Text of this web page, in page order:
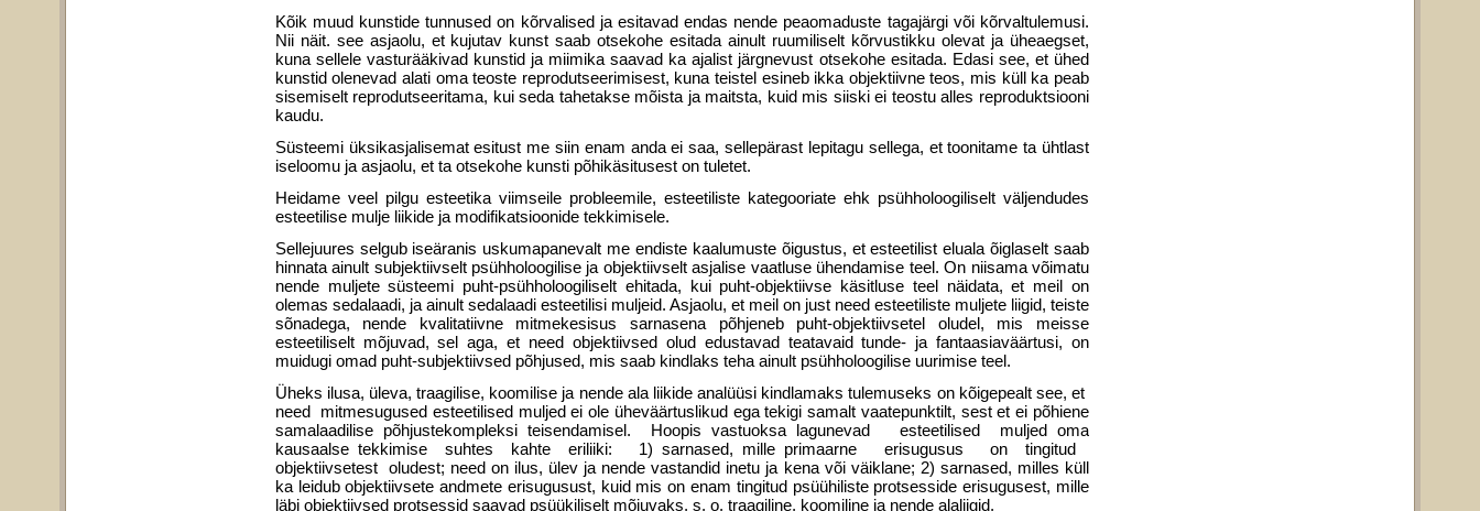
Kõik muud kunstide tunnused on kõrvalised ja esitavad endas nende peaomaduste tagajärgi või kõrvaltulemusi.
Nii näit. see asjaolu, et kujutav kunst saab otsekohe esitada ainult ruumiliselt kõrvustikku olevat ja üheaegset,
kuna sellele vasturääkivad kunstid ja miimika saavad ka ajalist järg­nevust otsekohe esitada. Edasi see, et ühed
kunstid olenevad alati oma teoste reprodutseerimisest, kuna teistel esineb ikka objektiivne teos, mis küll ka peab
sisemiselt reprodutseeritama, kui seda tahetakse mõista ja maitsta, kuid mis siiski ei teostu alles reproduktsiooni
kaudu.
Süsteemi üksikasjalisemat esitust me siin enam anda ei saa, sellepärast lepitagu sellega, et toonitame ta ühtlast
iseloomu ja asjaolu, et ta otsekohe kunsti põhikäsitusest on tuletet.
Heidame veel pilgu esteetika viimseile probleemile, estee­tiliste kategooriate ehk psühholoogiliselt väljendudes
estee­tilise mulje liikide ja modifikatsioonide tekkimisele.
Sellejuures selgub iseäranis uskumapanevalt me endiste kaalumuste õigustus, et esteetilist eluala õiglaselt saab
hin­nata ainult subjektiivselt psühholoogilise ja objektiivselt asja­lise vaatluse ühendamise teel. On niisama võimatu
nende muljete süsteemi puht-psühholoogiliselt ehitada, kui puht-objektiivse käsitluse teel näidata, et meil on
olemas sedalaadi, ja ainult sedalaadi esteetilisi muljeid. Asjaolu, et meil on just need esteetiliste muljete liigid, teiste
sõnadega, nende kvalitatiivne mitmekesisus sarnasena põhjeneb puht-objektiivsetel oludel, mis meisse
esteetiliselt mõjuvad, sel aga, et need objektiivsed olud edustavad teatavaid tunde- ja fantaasiaväärtusi, on
muidugi omad puht-subjektiivsed põhjused, mis saab kindlaks teha ainult psühholoogilise uurimise teel.
Üheks ilusa, üleva, traagilise, koomilise ja nende ala liikide analüüsi kindlamaks tulemuseks on kõigepealt see, et
need mitmesugused esteetilised muljed ei ole ühe­väärtuslikud ega tekigi samalt vaatepunktilt, sest et ei põhiene
samalaadilise põhjustekompleksi teisendamisel. Hoopis vastuoksa lagunevad esteetilised muljed oma
kausaalse tekkimise suhtes kahte eriliiki: 1) sarnased, mille pri­maarne erisugusus on tingitud
objektiivsetest oludest; need on ilus, ülev ja nende vastandid inetu ja kena või väiklane; 2) sarnased, milles küll
ka leidub objektiivsete andmete erisugusust, kuid mis on enam tingitud psüühiliste protsesside erisugusest, mille
läbi objektiivsed protsessid saavad psüükiliselt mõjuvaks, s. o. traagiline, koomiline ja nende alaliigid.